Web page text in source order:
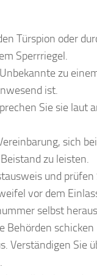
Türspion oder
Sperrriegel.
zu
ist.
Sie sie laut
sich bei
zu leisten.
und prüfen
vor dem
selbst
Behörden schicken
Verständigen Sie